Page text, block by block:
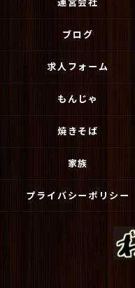
ブログ
求人フォーム
もんじゃ
焼きそば
家族
プライバシーポリシー